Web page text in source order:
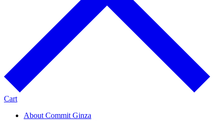
Cart
About Commit Ginza